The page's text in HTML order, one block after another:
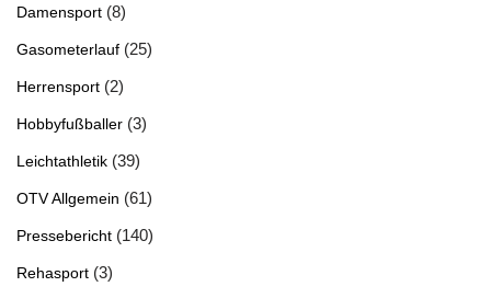
Damensport (8)
Gasometerlauf (25)
Herrensport (2)
Hobbyfußballer (3)
Leichtathletik (39)
OTV Allgemein (61)
Pressebericht (140)
Rehasport (3)